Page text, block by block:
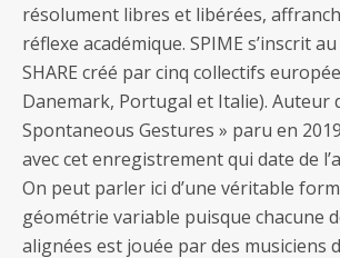
résolument libres et libérées,
réflexe académique. SPIME s’inscrit
SHARE créé par cinq collectifs
Danemark, Portugal et Italie). Auteur
Spontaneous Gestures » paru en
avec cet enregistrement qui date de
On peut parler ici d’une véritable
géométrie variable puisque chacune
alignées est jouée par des musiciens